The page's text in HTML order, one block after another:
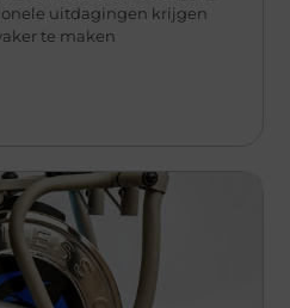
uitdagingen krijgen
te maken